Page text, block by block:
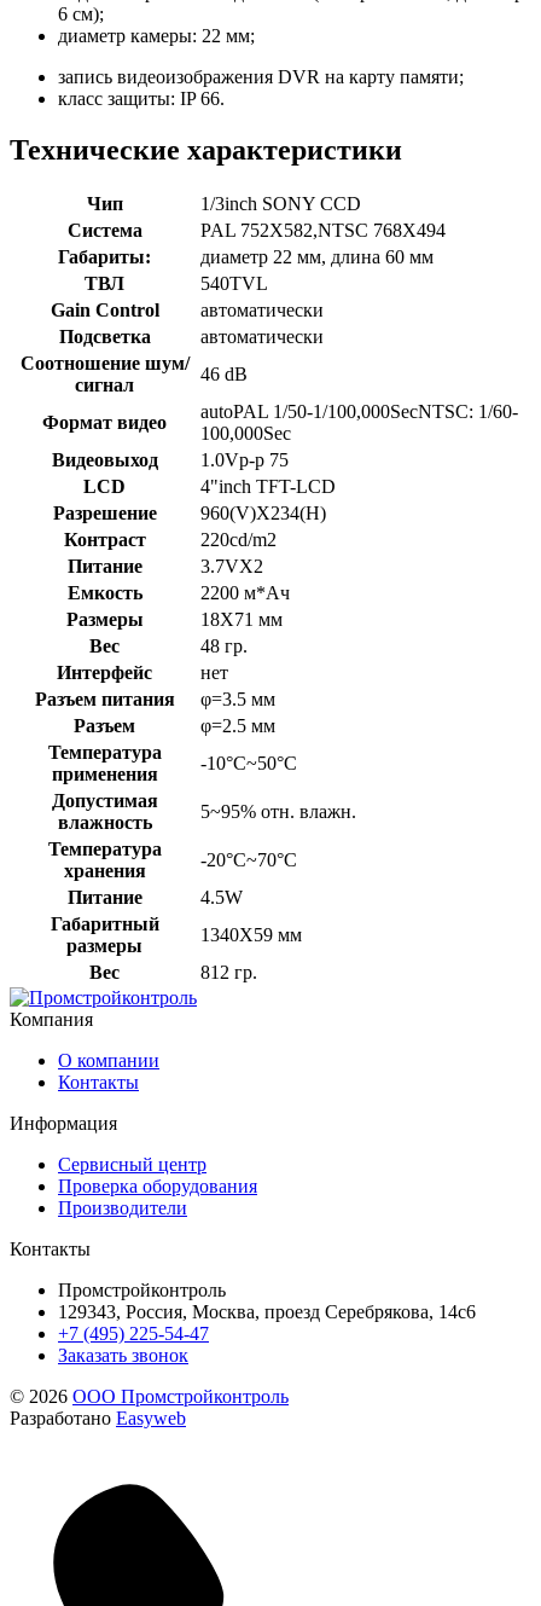
6 см);
диаметр камеры: 22 мм;
запись видеоизображения DVR на карту памяти;
класс защиты: IP 66.
Технические характеристики
Чип
1/3inch SONY CCD
Система
PAL 752X582,NTSC 768X494
Габариты:
диаметр 22 мм, длина 60 мм
ТВЛ
540TVL
Gain Control
автоматически
Подсветка
автоматически
Соотношение шум/
сигнал
46 dB
Формат видео
autoPAL 1/50-1/100,000SecNTSC: 1/60-
100,000Sec
Видеовыход
1.0Vp-p 75
LCD
4"inch TFT-LCD
Разрешение
960(V)X234(H)
Контраст
220cd/m2
Питание
3.7VX2
Емкость
2200 м*Ач
Размеры
18X71 мм
Вес
48 гр.
Интерфейс
нет
Разъем питания
φ=3.5 мм
Разъем
φ=2.5 мм
Температура
применения
-10°C~50°C
Допустимая
влажность
5~95% отн. влажн.
Температура
хранения
-20°C~70°C
Питание
4.5W
Габаритный
размеры
1340X59 мм
Вес
812 гр.
Компания
О компании
Контакты
Информация
Сервисный центр
Проверка оборудования
Производители
Контакты
Промстройконтроль
129343, Россия, Москва, проезд Серебрякова, 14с6
+7 (495) 225-54-47
Заказать звонок
© 2026 ООО Промстройконтроль
Разработано Easyweb